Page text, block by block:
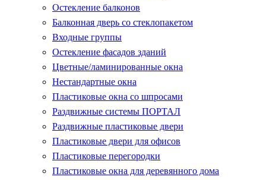
Остекление балконов
Балконная дверь со стеклопакетом
Входные группы
Остекление фасадов зданий
Цветные/ламинированные окна
Нестандартные окна
Пластиковые окна со шпросами
Раздвижные системы ПОРТАЛ
Раздвижные пластиковые двери
Пластиковые двери для офисов
Пластиковые перегородки
Пластиковые окна для деревянного дома